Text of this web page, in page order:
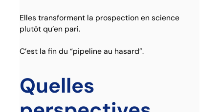
Elles transforment la prospection en science
plutôt qu’en pari.
C’est la fin du “pipeline au hasard”.
Quelles